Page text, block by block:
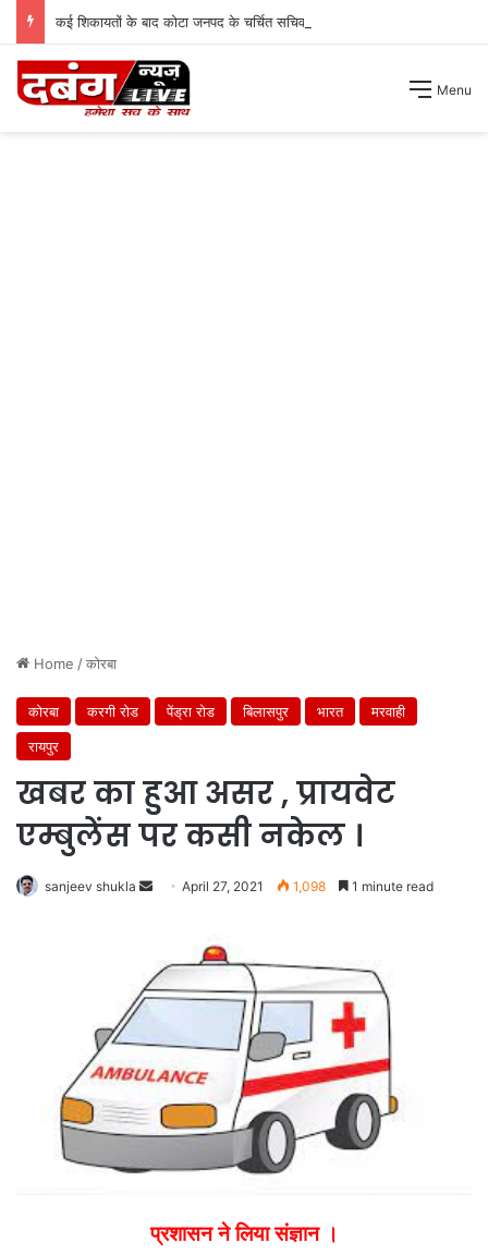
कई शिकायतों के बाद कोटा जनपद के चर्चित सचिव पंचायत से हटाए गए ।
Menu
Home /कोरबा
कोरबा करगी रोड पेंड्रा रोड बिलासपुर भारत
मरवाही
रायपुर
खबर का हुआ असर , प्रायवेट
एम्बुलेंस पर कसी नकेल ।
sanjeev shukla
SendApril 27, 2021 1,098 1 minute read
प्रशासन ने लिया संज्ञान ।